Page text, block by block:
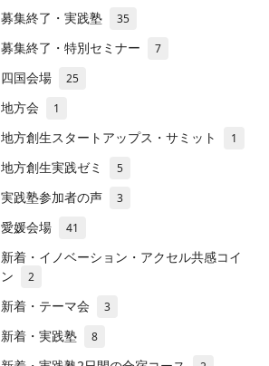
募集終了・実践塾 35
募集終了・特別セミナー 7
四国会場 25
地方会 1
地方創生スタートアップス・サミット 1
地方創生実践ゼミ 5
実践塾参加者の声 3
愛媛会場 41
新着・イノベーション・アクセル共感コイ
ン
2
新着・テーマ会 3
新着・実践塾 8